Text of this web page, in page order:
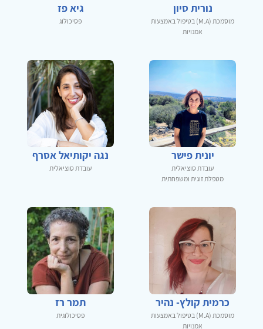
נורית סיון
מוסמכת (M.A) בטיפול באמצעות
אמנויות
גיא פז
פסיכולוג
יונית פישר
עובדת סוציאלית
מטפלת זוגית ומשפחתית
נגה יקותיאל אסרף
עובדת סוציאלית
כרמית קולץ- נהיר
מוסמכת (M.A) בטיפול באמצעות
אמנויות
תמר רז
פסיכולוגית